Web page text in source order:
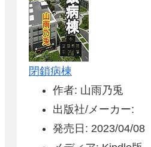
閉鎖病棟
作者: 山雨乃兎
出版社/メーカー:
発売日: 2023/04/08